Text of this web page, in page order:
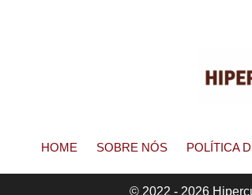
HOME SOBRE NÓS POLÍTICA
© 2022 - 2026